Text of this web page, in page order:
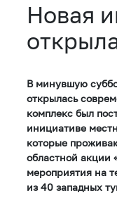
Новая
В минувшую
открылась
комплекс был
инициативе
которые
областной акции
мероприятия на
из 40 западных